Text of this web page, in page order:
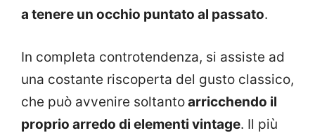
a tenere un occhio puntato al passato.
In completa controtendenza, si assiste ad
una costante riscoperta del gusto classico,
che può avvenire soltantoarricchendo il
proprio arredo di elementi vintage. Il più